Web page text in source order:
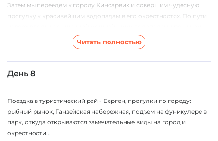
Затем мы переедем к городу Кинсарвик и совершим чудесную
прогулку к красивейшим водопадам в его окрестностях. По пути
встретятся практически все климатические зоны и, как следствие,
различные ягоды - земляника, малина, выше - черника, голубика
После водопадов мы проедем вдоль 2-го по величине и одного
Читать полностью
День 8
Поездка в туристический рай - Берген, прогулки по городу:
рыбный рынок, Ганзейская набережная, подъем на фуникулере в
парк, откуда открываются замечательные виды на город и
окрестности...